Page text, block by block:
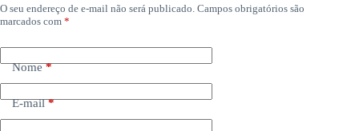
O seu endereço de e-mail não será publicado. Campos obrigatórios são
marcados com *
Nome*
E-mail*